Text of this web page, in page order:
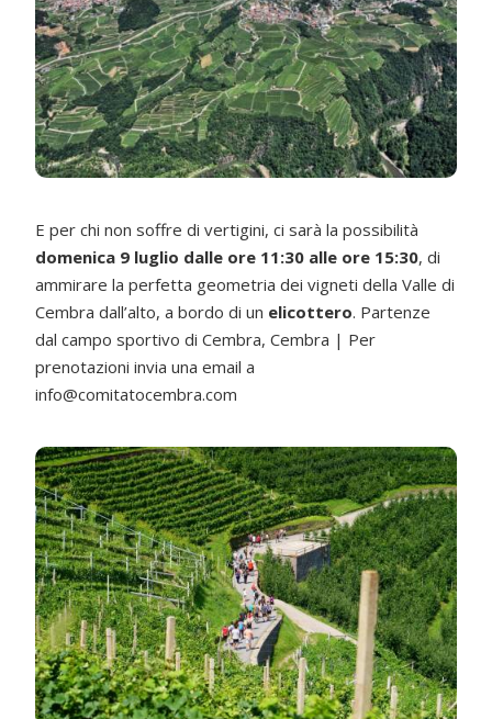
E per chi non soffre di vertigini, ci sarà la possibilità
domenica 9 luglio dalle ore 11:30 alle ore 15:30, di
ammirare la perfetta geometria dei vigneti della Valle di
Cembra dall’alto, a bordo di un elicottero. Partenze
dal campo sportivo di Cembra, Cembra | Per
prenotazioni invia una email a
info@comitatocembra.com